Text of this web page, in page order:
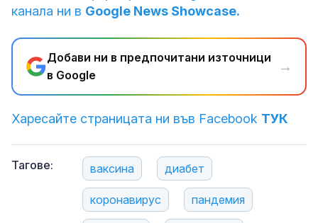
канала ни в Google News Showcase.
Добави ни в предпочитани източници
в Google
→
Харесайте страницата ни във Facebook ТУК
Тагове: ваксина диабет
коронавирус пандемия